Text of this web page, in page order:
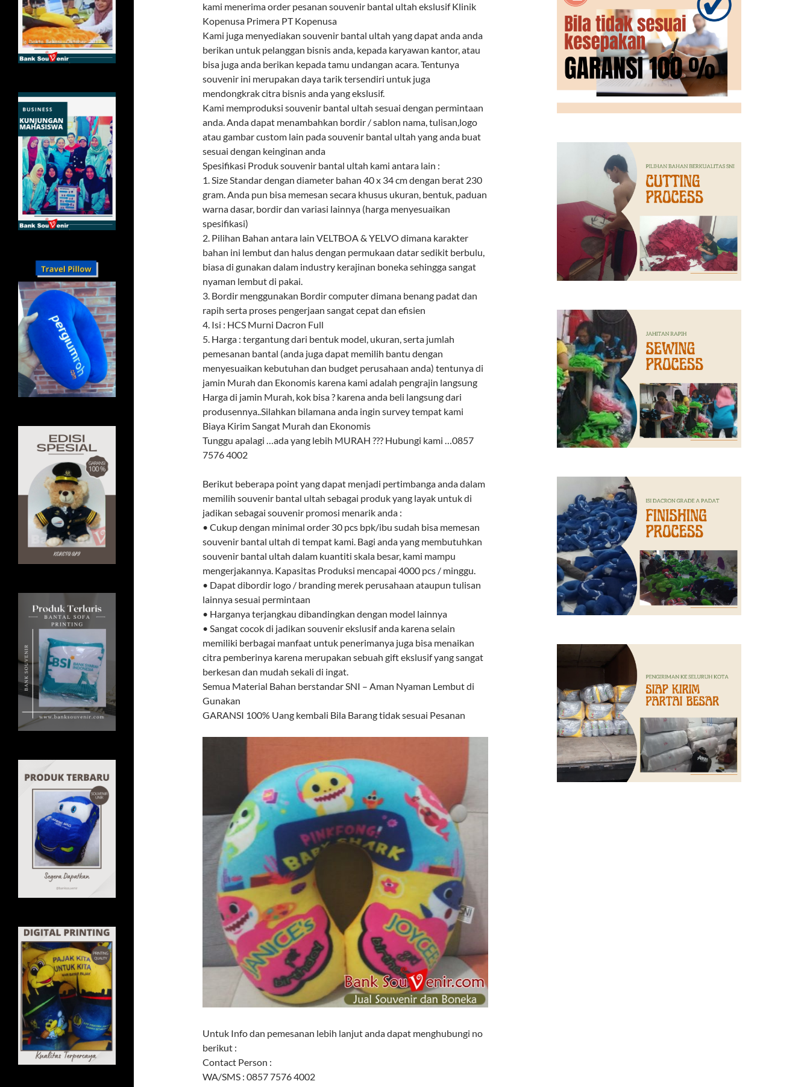
kami menerima order pesanan souvenir bantal ultah ekslusif Klinik
Kopenusa Primera PT Kopenusa
Kami juga menyediakan souvenir bantal ultah yang dapat anda anda
berikan untuk pelanggan bisnis anda, kepada karyawan kantor, atau
bisa juga anda berikan kepada tamu undangan acara. Tentunya
souvenir ini merupakan daya tarik tersendiri untuk juga
mendongkrak citra bisnis anda yang ekslusif.
Kami memproduksi souvenir bantal ultah sesuai dengan permintaan
anda. Anda dapat menambahkan bordir / sablon nama, tulisan,logo
atau gambar custom lain pada souvenir bantal ultah yang anda buat
sesuai dengan keinginan anda
Spesifikasi Produk souvenir bantal ultah kami antara lain :
1. Size Standar dengan diameter bahan 40 x 34 cm dengan berat 230
gram. Anda pun bisa memesan secara khusus ukuran, bentuk, paduan
warna dasar, bordir dan variasi lainnya (harga menyesuaikan
spesifikasi)
2. Pilihan Bahan antara lain VELTBOA & YELVO dimana karakter
bahan ini lembut dan halus dengan permukaan datar sedikit berbulu,
biasa di gunakan dalam industry kerajinan boneka sehingga sangat
nyaman lembut di pakai.
3. Bordir menggunakan Bordir computer dimana benang padat dan
rapih serta proses pengerjaan sangat cepat dan efisien
4. Isi : HCS Murni Dacron Full
5. Harga : tergantung dari bentuk model, ukuran, serta jumlah
pemesanan bantal (anda juga dapat memilih bantu dengan
menyesuaikan kebutuhan dan budget perusahaan anda) tentunya di
jamin Murah dan Ekonomis karena kami adalah pengrajin langsung
Harga di jamin Murah, kok bisa ? karena anda beli langsung dari
produsennya..Silahkan bilamana anda ingin survey tempat kami
Biaya Kirim Sangat Murah dan Ekonomis
Tunggu apalagi …ada yang lebih MURAH ??? Hubungi kami …0857
7576 4002
Berikut beberapa point yang dapat menjadi pertimbanga anda dalam
memilih souvenir bantal ultah sebagai produk yang layak untuk di
jadikan sebagai souvenir promosi menarik anda :
• Cukup dengan minimal order 30 pcs bpk/ibu sudah bisa memesan
souvenir bantal ultah di tempat kami. Bagi anda yang membutuhkan
souvenir bantal ultah dalam kuantiti skala besar, kami mampu
mengerjakannya. Kapasitas Produksi mencapai 4000 pcs / minggu.
• Dapat dibordir logo / branding merek perusahaan ataupun tulisan
lainnya sesuai permintaan
• Harganya terjangkau dibandingkan dengan model lainnya
• Sangat cocok di jadikan souvenir ekslusif anda karena selain
memiliki berbagai manfaat untuk penerimanya juga bisa menaikan
citra pemberinya karena merupakan sebuah gift ekslusif yang sangat
berkesan dan mudah sekali di ingat.
Semua Material Bahan berstandar SNI – Aman Nyaman Lembut di
Gunakan
GARANSI 100% Uang kembali Bila Barang tidak sesuai Pesanan
Untuk Info dan pemesanan lebih lanjut anda dapat menghubungi no
berikut :
Contact Person :
WA/SMS : 0857 7576 4002